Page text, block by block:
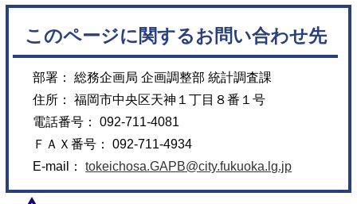
このページに関するお問い合わせ先
部署： 総務企画局 企画調整部 統計調査課
住所： 福岡市中央区天神１丁目８番１号
電話番号： 092-711-4081
ＦＡＸ番号： 092-711-4934
E-mail：tokeichosa.GAPB@city.fukuoka.lg.jp